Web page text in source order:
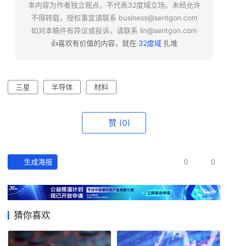
告
窗
机
合
圈
本内容为作者独立观点，不代表32度域立场。未经允许
不得转载，授权事宜请联系 business@sentgon.com
如对本稿件有异议或投诉，请联系 lin@sentgon.com
👍喜欢有价值的内容，就在 32度域扎堆
三星 半导体 材料
赞 (0)
生成海报 0 0
猜你喜欢